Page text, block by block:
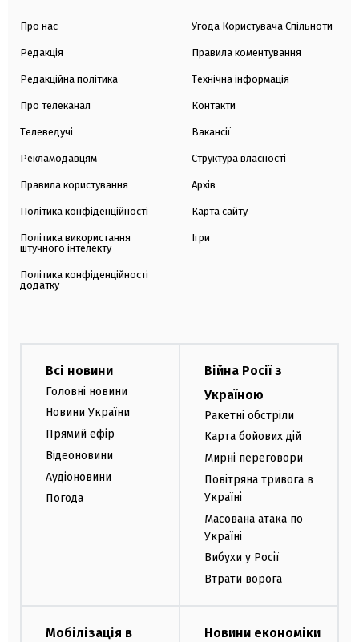
Про нас
Редакція
Редакційна політика
Про телеканал
Телеведучі
Рекламодавцям
Правила користування
Політика конфіденційності
Політика використання
штучного інтелекту
Політика конфіденційності
додатку
Угода Користувача Спільноти
Правила коментування
Технічна інформація
Контакти
Вакансії
Структура власності
Архів
Карта сайту
Ігри
Всі новини
Головні новини
Новини України
Прямий ефір
Відеоновини
Аудіоновини
Погода
Війна Росії з
Україною
Ракетні обстріли
Карта бойових дій
Мирні переговори
Повітряна тривога в
Україні
Масована атака по
Україні
Вибухи у Росії
Втрати ворога
Мобілізація в
Новини економіки